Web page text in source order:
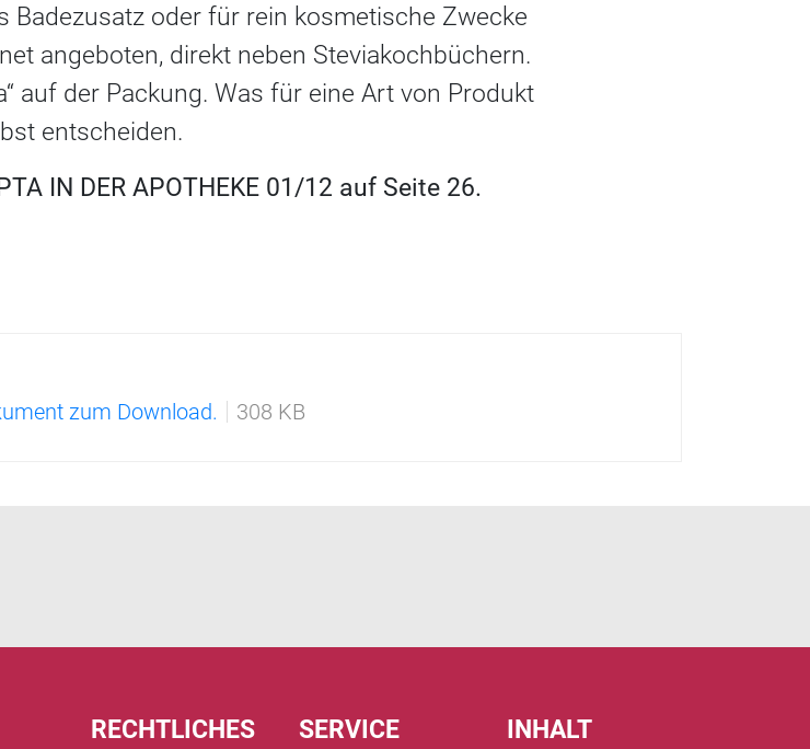
Badezusatz oder für rein kosmetische Zwecke
angeboten, direkt neben Steviakochbüchern.
auf der Packung. Was für eine Art von Produkt
entscheiden.
IN DER APOTHEKE 01/12 auf Seite 26.
zum Download. 308 KB
RECHTLICHES SERVICE INHALT